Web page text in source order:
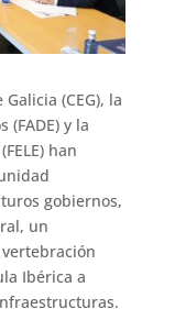
(CEG), la
(FADE) y la
han
gobiernos,
un
Ibérica a